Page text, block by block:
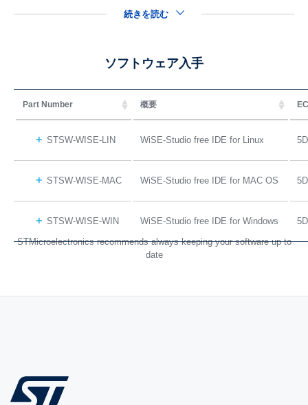
続きを読む
ソフトウェア入手
Part Number 概要
STSW-WISE-LIN WiSE-Studio free IDE for Linux
STSW-WISE-MAC WiSE-Studio free IDE for MAC OS
STSW-WISE-WIN WiSE-Studio free IDE for Windows
STMicroelectronics recommends always keeping your software up to
date